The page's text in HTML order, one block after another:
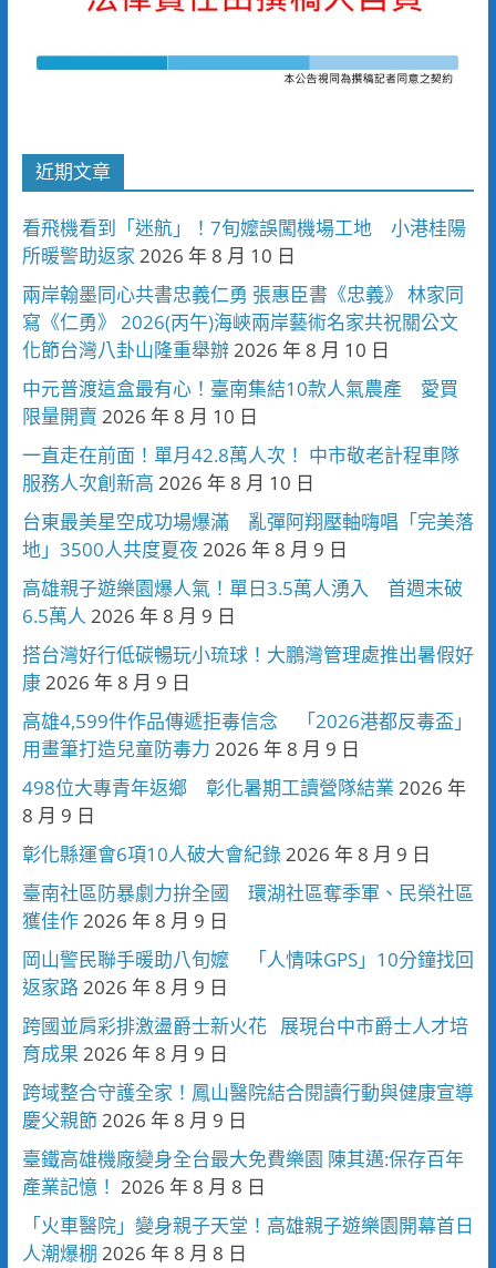
近期文章
看飛機看到「迷航」！7旬嬤誤闖機場工地 小港桂陽
所暖警助返家 2026 年 8 月 10 日
兩岸翰墨同心共書忠義仁勇 張惠臣書《忠義》 林家同
寫《仁勇》 2026(丙午)海峽兩岸藝術名家共祝關公文
化節台灣八卦山隆重舉辦2026 年 8 月 10 日
中元普渡這盒最有心！臺南集結10款人氣農產 愛買
限量開賣 2026 年 8 月 10 日
一直走在前面！單月42.8萬人次！ 中市敬老計程車隊
服務人次創新高 2026 年 8 月 10 日
台東最美星空成功場爆滿 亂彈阿翔壓軸嗨唱「完美落
地」3500人共度夏夜 2026 年 8 月 9 日
高雄親子遊樂園爆人氣！單日3.5萬人湧入 首週末破
6.5萬人 2026 年 8 月 9 日
搭台灣好行低碳暢玩小琉球！大鵬灣管理處推出暑假好
康2026 年 8 月 9 日
高雄4,599件作品傳遞拒毒信念 「2026港都反毒盃」
用畫筆打造兒童防毒力 2026 年 8 月 9 日
498位大專青年返鄉 彰化暑期工讀營隊結業 2026 年
8 月 9 日
彰化縣運會6項10人破大會紀錄2026 年 8 月 9 日
臺南社區防暴劇力拚全國 環湖社區奪季軍、民榮社區
獲佳作2026 年 8 月 9 日
岡山警民聯手暖助八旬嬤 「人情味GPS」10分鐘找回
返家路2026 年 8 月 9 日
跨國並肩彩排激盪爵士新火花 展現台中市爵士人才培
育成果 2026 年 8 月 9 日
跨域整合守護全家！鳳山醫院結合閱讀行動與健康宣導
慶父親節2026 年 8 月 9 日
臺鐵高雄機廠變身全台最大免費樂園 陳其邁:保存百年
產業記憶！ 2026 年 8 月 8 日
「火車醫院」變身親子天堂！高雄親子遊樂園開幕首日
人潮爆棚 2026 年 8 月 8 日